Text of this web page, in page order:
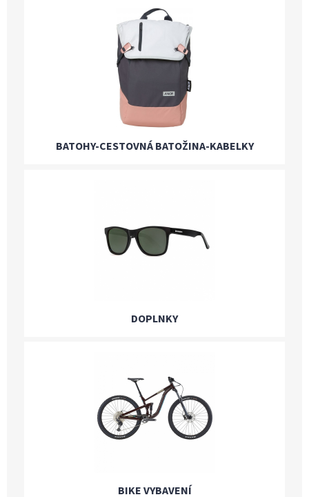
BATOHY-CESTOVNÁ BATOŽINA-KABELKY
DOPLNKY
BIKE VYBAVENÍ